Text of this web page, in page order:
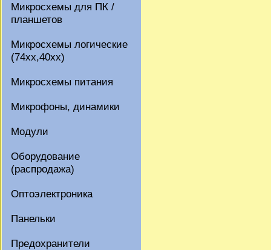
Микросхемы для ПК /
планшетов
Микросхемы логические
(74xx,40xx)
Микросхемы питания
Микрофоны, динамики
Модули
Оборудование
(распродажа)
Оптоэлектроника
Панельки
Предохранители